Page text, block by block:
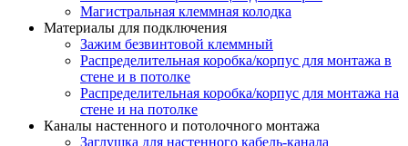
Магистральная клеммная колодка
Материалы для подключения
Зажим безвинтовой клеммный
Распределительная коробка/корпус для монтажа в
стене и в потолке
Распределительная коробка/корпус для монтажа на
стене и на потолке
Каналы настенного и потолочного монтажа
Заглушка для настенного кабель-канала